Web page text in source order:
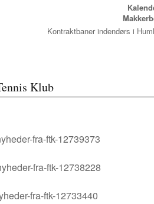
Kontraktbaner indendørs i
Klub
fra-ftk-12739373
fra-ftk-12738228
fra-ftk-12733440